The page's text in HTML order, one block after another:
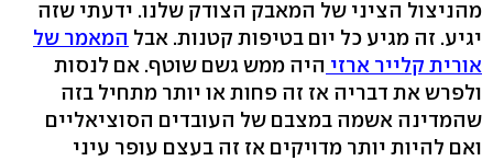
מהניצול הציני של המאבק הצודק שלנו. ידעתי שזה
יגיע. זה מגיע כל יום בטיפות קטנות. אבל המאמר של
אורית קלייר ארזי היה ממש גשם שוטף. אם לנסות
ולפרש את דבריה אז זה פחות או יותר מתחיל בזה
שהמדינה אשמה במצבם של העובדים הסוציאליים
ואם להיות יותר מדויקים אז זה בעצם עופר עיני